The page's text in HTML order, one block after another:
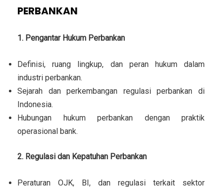
PERBANKAN
1. Pengantar Hukum Perbankan
Definisi, ruang lingkup, dan peran hukum dalam
industri perbankan.
Sejarah dan perkembangan regulasi perbankan di
Indonesia.
Hubungan hukum perbankan dengan praktik
operasional bank.
2. Regulasi dan Kepatuhan Perbankan
Peraturan OJK, BI, dan regulasi terkait sektor